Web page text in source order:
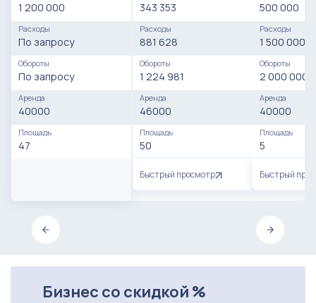
1 200 000
Расходы
По запросу
Обороты
По запросу
Аренда
40000
Площадь
47
343 353
Расходы
881 628
Обороты
1 224 981
Аренда
46000
Площадь
50
Быстрый просмотр
500 000
Расходы
1 500 000
Обороты
2 000 000
Аренда
40000
Площадь
5
Быстрый
Бизнес со скидкой %